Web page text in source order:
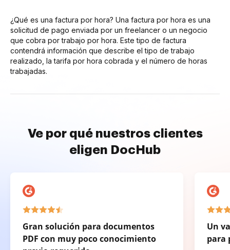
¿Qué es una factura por hora? Una factura por hora es una
solicitud de pago enviada por un freelancer o un negocio
que cobra por trabajo por hora. Este tipo de factura
contendrá información que describe el tipo de trabajo
realizado, la tarifa por hora cobrada y el número de horas
trabajadas.
Ve por qué nuestros clientes
eligen DocHub
Gran solución para documentos
PDF con muy poco conocimiento
Un
para